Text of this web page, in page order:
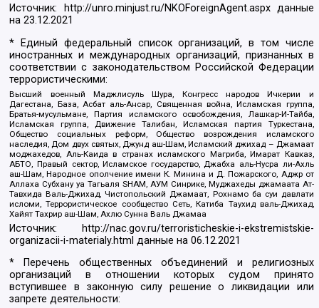
Источник: http://unro.minjust.ru/NKOForeignAgent.aspxданные
на23.12.2021
* Единый федеральный список организаций, в том числе
иностранных и международных организаций, признанных в
соответствии с законодательством Российской Федерации
террористическими:
Высший военный Маджлисуль Шура, Конгресс народов Ичкерии и
Дагестана, База, Асбат аль-Ансар, Священная война, Исламская группа,
Братья-мусульмане, Партия исламского освобождения, Лашкар-И-Тайба,
Исламская группа, Движение Талибан, Исламская партия Туркестана,
Общество социальных реформ, Общество возрождения исламского
наследия, Дом двух святых, Джунд аш-Шам, Исламский джихад – Джамаат
моджахедов, Аль-Каида в странах исламского Магриба, Имарат Кавказ,
АБТО, Правый сектор, Исламское государство, Джабха аль-Нусра ли-Ахль
аш-Шам, Народное ополчение имени К. Минина и Д. Пожарского, Аджр от
Аллаха Субхану уа Тагьаля SHAM, АУМ Синрике, Муджахеды джамаата Ат-
Тавхида Валь-Джихад, Чистопольский Джамаат, Рохнамо ба суи давлати
исломи, Террористическое сообщество Сеть, Катиба Таухид валь-Джихад,
Хайят Тахрир аш-Шам, Ахлю Сунна Валь Джамаа
Источник:
http://nac.gov.ru/terroristicheskie-i-ekstremistskie-
organizacii-i-materialy.html данные на06.12.2021
* Перечень общественных объединений и религиозных
организаций в отношении которых судом принято
вступившее в законную силу решение о ликвидации или
запрете деятельности: